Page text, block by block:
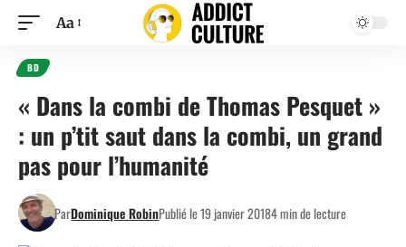
Aa
BD
« Dans la combi de Thomas Pesquet »
: un p’tit saut dans la combi, un grand
pas pour l’humanité
ParDominique RobinPublié le 19 janvier 20184 min de lecture